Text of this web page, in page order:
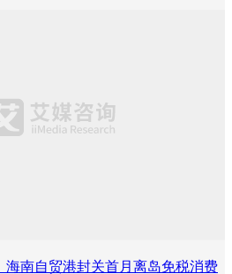
海南自贸港封关首月离岛免税消费